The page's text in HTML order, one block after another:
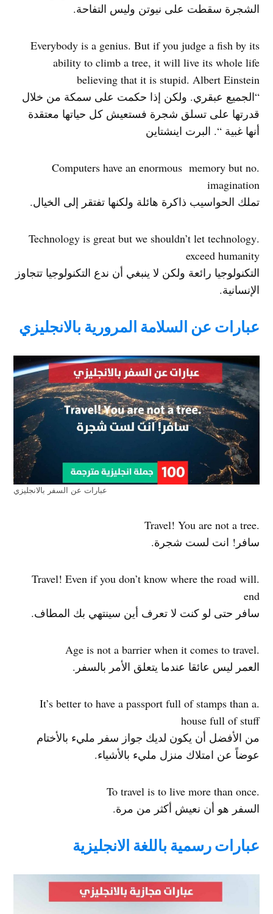
الشجرة سقطت على نيوتن وليس التفاحة.
Everybody is a genius. But if you judge a fish by its
ability to climb a tree, it will live its whole life
believing that it is stupid. Albert Einstein
“الجميع عبقري. ولكن إذا حكمت على سمكة من خلال
قدرتها على تسلق شجرة فستعيش كل حياتها معتقدة
أنها غبية “. البرت اينشتاين
.Computers have an enormous memory but no
imagination
تملك الحواسيب ذاكرة هائلة ولكنها تفتقر إلى الخيال.
.Technology is great but we shouldn’t let technology
exceed humanity
التكنولوجيا رائعة ولكن لا ينبغي أن ندع التكنولوجيا تتجاوز
الإنسانية.
عبارات عن السلامة المرورية بالانجليزي
عبارات عن السفر بالانجليزي
.Travel! You are not a tree
سافر! انت لست شجرة.
.Travel! Even if you don’t know where the road will
end
سافر حتى لو كنت لا تعرف أين سينتهي بك المطاف.
.Age is not a barrier when it comes to travel
العمر ليس عائقا عندما يتعلق الأمر بالسفر.
.It’s better to have a passport full of stamps than a
house full of stuff
من الأفضل أن يكون لديك جواز سفر مليء بالأختام
عوضاً عن امتلاك منزل مليء بالأشياء.
.To travel is to live more than once
السفر هو أن نعيش أكثر من مرة.
عبارات رسمية باللغة الانجليزية